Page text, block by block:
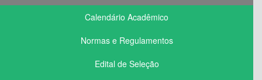
Calendário Acadêmico
Normas e Regulamentos
Edital de Seleção